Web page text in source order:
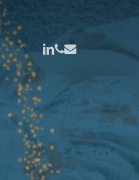
linkedin
phone
email